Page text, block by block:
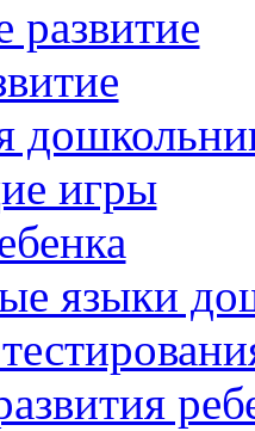
развитие
игры
языки